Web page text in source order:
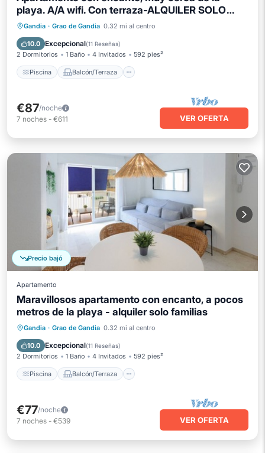
playa. A/A wifi. Con terraza-ALQUILER SOLO
FAMILIAS
Gandia · Grao de Gandia 0.32 mi al centro
10.0 Excepcional(11 Reseñas)
2 Dormitorios 1 Baño 4 Invitados 592 pies²
Piscina Balcón/Terraza
Piscina Balcón/Terraza
Aire acondicionado
€87/noche
7 noches - €611 VER OFERTA
Precio bajó
Apartamento
Maravillosos apartamento con encanto, a pocos
metros de la playa - alquiler solo familias
Gandia · Grao de Gandia 0.32 mi al centro
10.0 Excepcional(11 Reseñas)
2 Dormitorios 1 Baño 4 Invitados 592 pies²
Piscina Balcón/Terraza
Piscina Balcón/Terraza
Aire acondicionado
€77/noche
7 noches - €539 VER OFERTA